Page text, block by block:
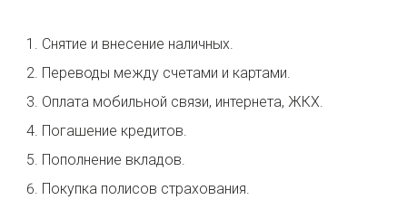
Снятие и внесение наличных.
Переводы между счетами и картами.
Оплата мобильной связи, интернета, ЖКХ.
Погашение кредитов.
Пополнение вкладов.
Покупка полисов страхования.